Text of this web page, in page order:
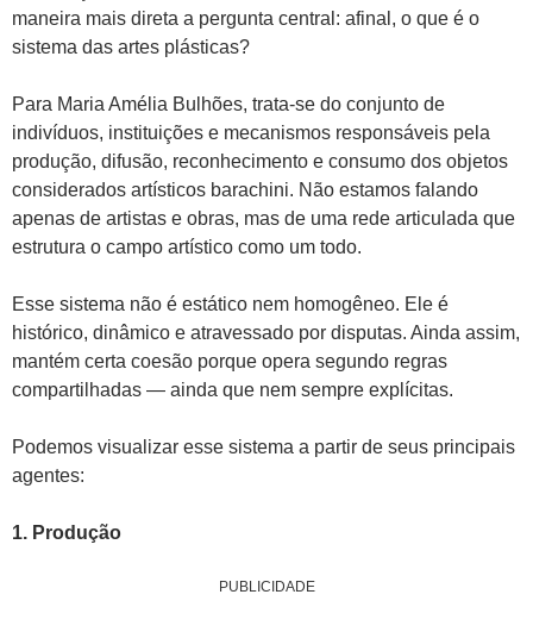
maneira mais direta a pergunta central: afinal, o que é o
sistema das artes plásticas?
Para Maria Amélia Bulhões, trata-se do conjunto de
indivíduos, instituições e mecanismos responsáveis pela
produção, difusão, reconhecimento e consumo dos objetos
considerados artísticos barachini. Não estamos falando
apenas de artistas e obras, mas de uma rede articulada que
estrutura o campo artístico como um todo.
Esse sistema não é estático nem homogêneo. Ele é
histórico, dinâmico e atravessado por disputas. Ainda assim,
mantém certa coesão porque opera segundo regras
compartilhadas — ainda que nem sempre explícitas.
Podemos visualizar esse sistema a partir de seus principais
agentes:
1. Produção
PUBLICIDADE